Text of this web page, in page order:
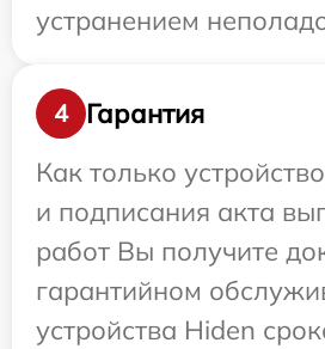
устранением
4
Гарантия
Как только
и подписания акта
работ Вы получите
гарантийном
устройства Hiden